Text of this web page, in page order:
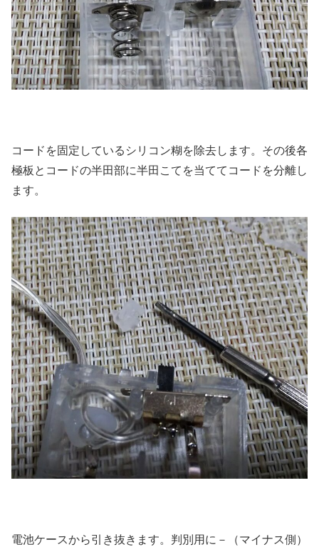
コードを固定しているシリコン糊を除去します。その後各
極板とコードの半田部に半田こてを当ててコードを分離し
ます。
電池ケースから引き抜きます。判別用に－（マイナス側）